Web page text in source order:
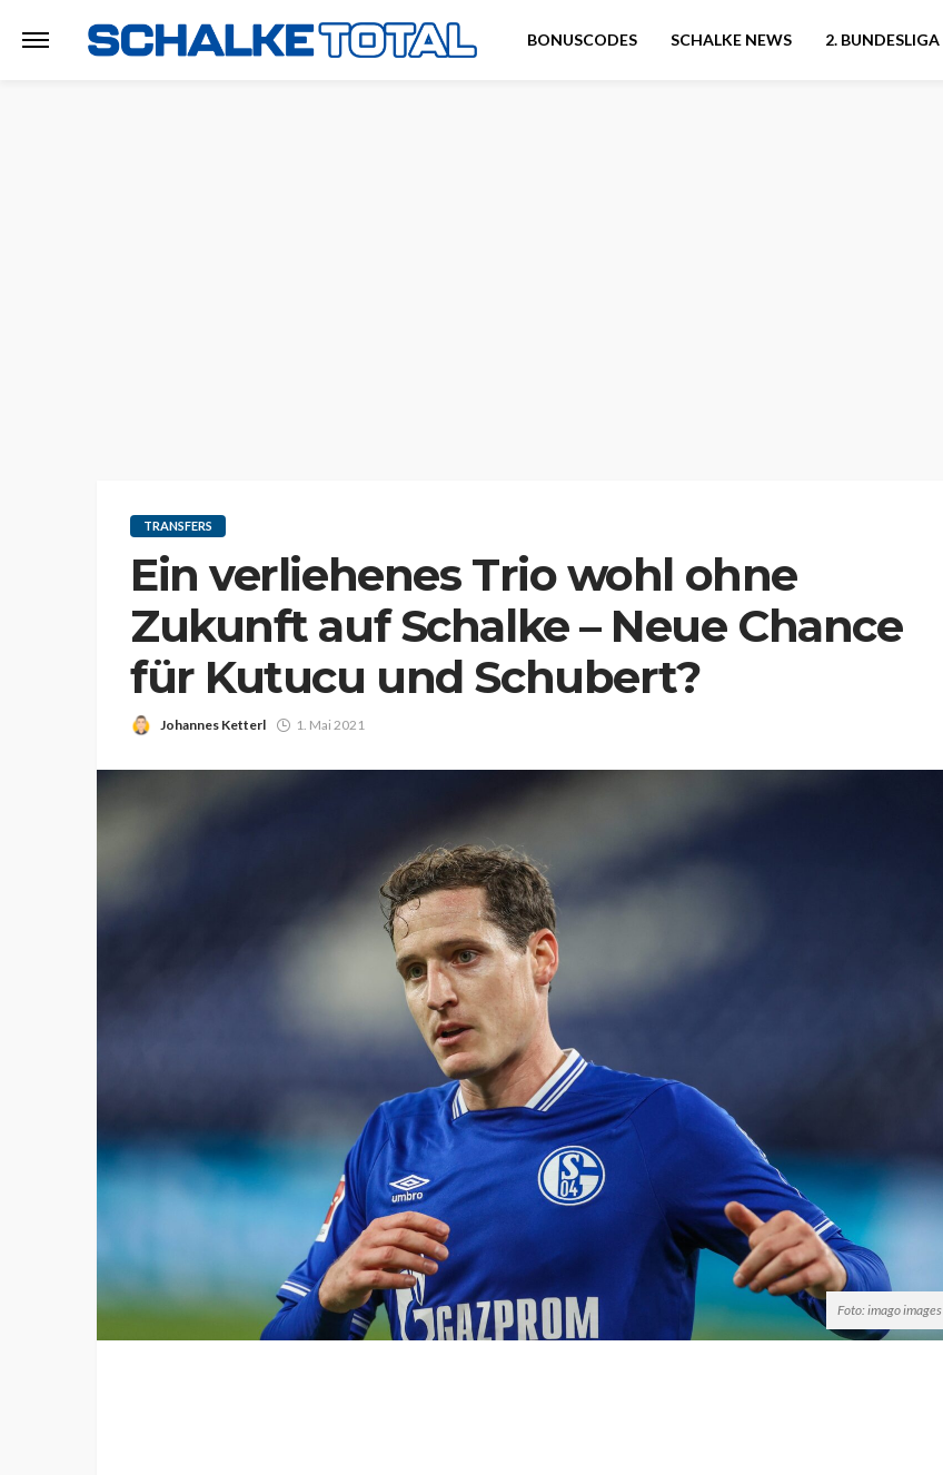
BONUSCODES SCHALKE NEWS 2. BUNDESLIGA
TRANSFERS
Ein verliehenes Trio wohl ohne
Zukunft auf Schalke – Neue Chance
für Kutucu und Schubert?
Johannes Ketterl 1. Mai 2021
Foto: imago images